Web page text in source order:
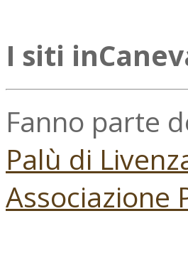
I siti
Fanno parte
Palù di
Associazione